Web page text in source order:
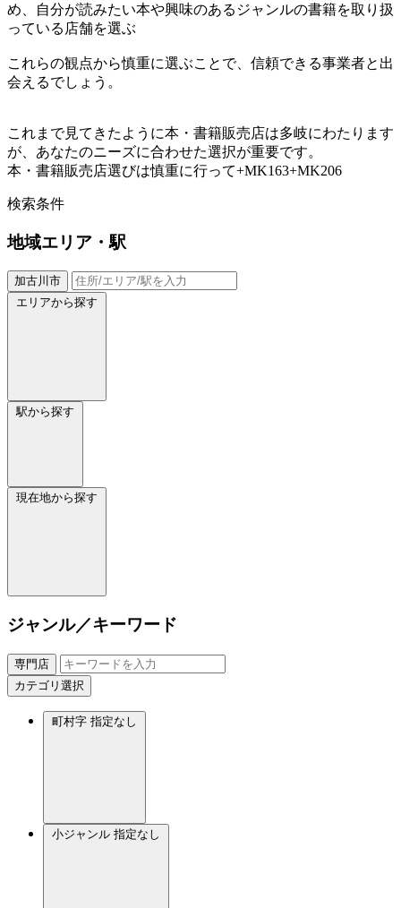
め、自分が読みたい本や興味のあるジャンルの書籍を取り扱
っている店舗を選ぶ
これらの観点から慎重に選ぶことで、信頼できる事業者と出
会えるでしょう。
これまで見てきたように本・書籍販売店は多岐にわたります
が、あなたのニーズに合わせた選択が重要です。
本・書籍販売店選びは慎重に行って+MK163+MK206
検索条件
地域エリア・駅
加古川市
エリアから探す
駅から探す
現在地から探す
ジャンル／キーワード
専門店
カテゴリ選択
町村字 指定なし
小ジャンル 指定なし